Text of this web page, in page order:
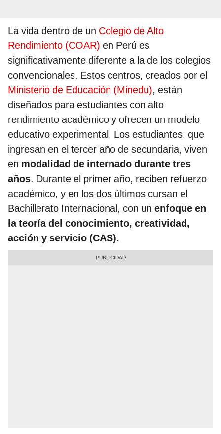
La vida dentro de un Colegio de Alto
Rendimiento (COAR) en Perú es
significativamente diferente a la de los colegios
convencionales. Estos centros, creados por el
Ministerio de Educación (Minedu), están
diseñados para estudiantes con alto
rendimiento académico y ofrecen un modelo
educativo experimental. Los estudiantes, que
ingresan en el tercer año de secundaria, viven
en modalidad de internado durante tres
años. Durante el primer año, reciben refuerzo
académico, y en los dos últimos cursan el
Bachillerato Internacional, con un enfoque en
la teoría del conocimiento, creatividad,
acción y servicio (CAS).